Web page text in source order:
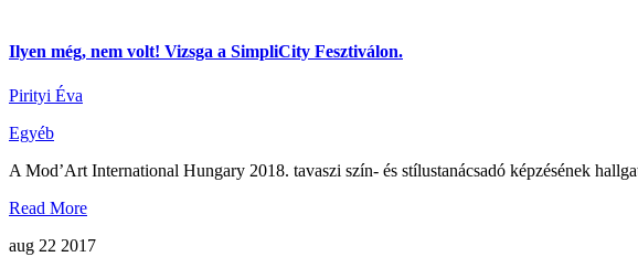
Ilyen még, nem volt! Vizsga a SimpliCity Fesztiválon.
Pirityi Éva
Egyéb
A Mod’Art International Hungary 2018. tavaszi szín- és stílustanácsadó képzésének
Read More
aug 22 2017